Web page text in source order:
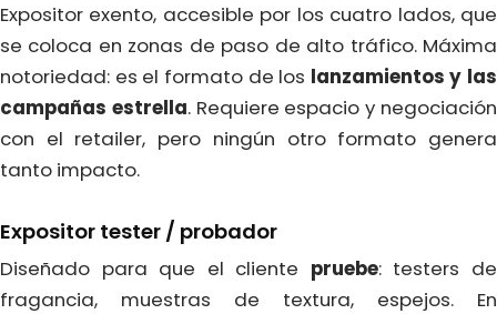
Expositor exento, accesible por los cuatro lados, que
se coloca en zonas de paso de alto tráfico. Máxima
notoriedad: es el formato de los lanzamientos y las
campañas estrella. Requiere espacio y negociación
con el retailer, pero ningún otro formato genera
tanto impacto.
Expositor tester / probador
Diseñado para que el cliente pruebe: testers de
fragancia, muestras de textura, espejos. En